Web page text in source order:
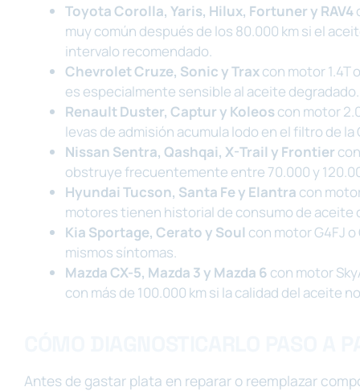
Toyota Corolla, Yaris, Hilux, Fortuner y RAV4
muy común después de los 80.000 km si el
intervalo recomendado.
Chevrolet Cruze, Sonic y Traxcon motor 1.4T
es especialmente sensible al aceite degradado.
Renault Duster, Captur y Koleoscon motor
levas de admisión acumula lodo en el filtro de la
Nissan Sentra, Qashqai, X-Trail y Frontier
obstruye frecuentemente entre 70.000 y
Hyundai Tucson, Santa Fe y Elantra con
motores tienen historial de consumo de aceite
Kia Sportage, Cerato y Soul con motor G4FJ
mismos síntomas.
Mazda CX-5, Mazda 3 y Mazda 6 con motor
con más de 100.000 km si la calidad del aceite
Antes de gastar plata en reparar o reemplazar